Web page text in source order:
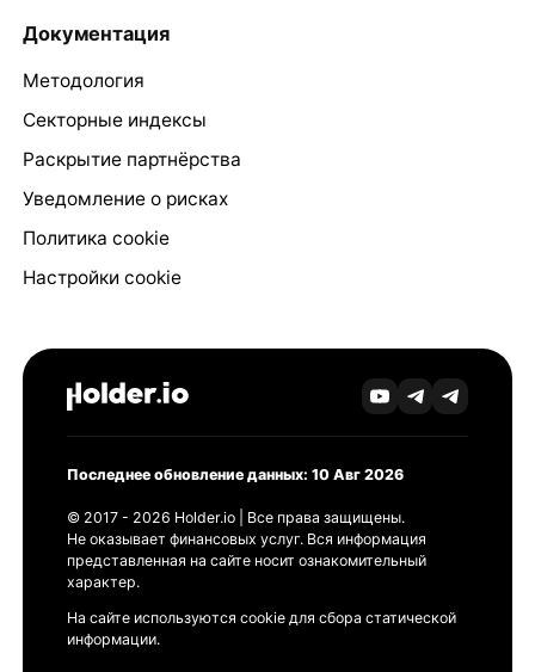
Документация
Методология
Секторные индексы
Раскрытие партнёрства
Уведомление о рисках
Политика cookie
Настройки cookie
Последнее обновление данных: 10 Авг 2026
© 2017 - 2026 Holder.io | Все права защищены.
Не оказывает финансовых услуг. Вся информация
представленная на сайте носит ознакомительный
характер.
На сайте используются cookie для сбора статической
информации.